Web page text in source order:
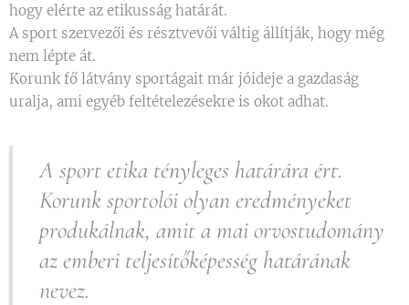
hogy elérte az etikusság határát.
A sport szervezői és résztvevői váltig állítják, hogy még
nem lépte át.
Korunk fő látvány sportágait már jóideje a gazdaság
uralja, ami egyéb feltételezésekre is okot adhat.
A sport etika tényleges határára ért.
Korunk sportolói olyan eredményeket
produkálnak, amit a mai orvostudomány
az emberi teljesítőképesség határának
nevez.